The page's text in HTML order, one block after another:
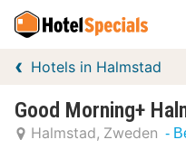
Hotels in Halmstad
Good Morning+
Halmstad Zweden -